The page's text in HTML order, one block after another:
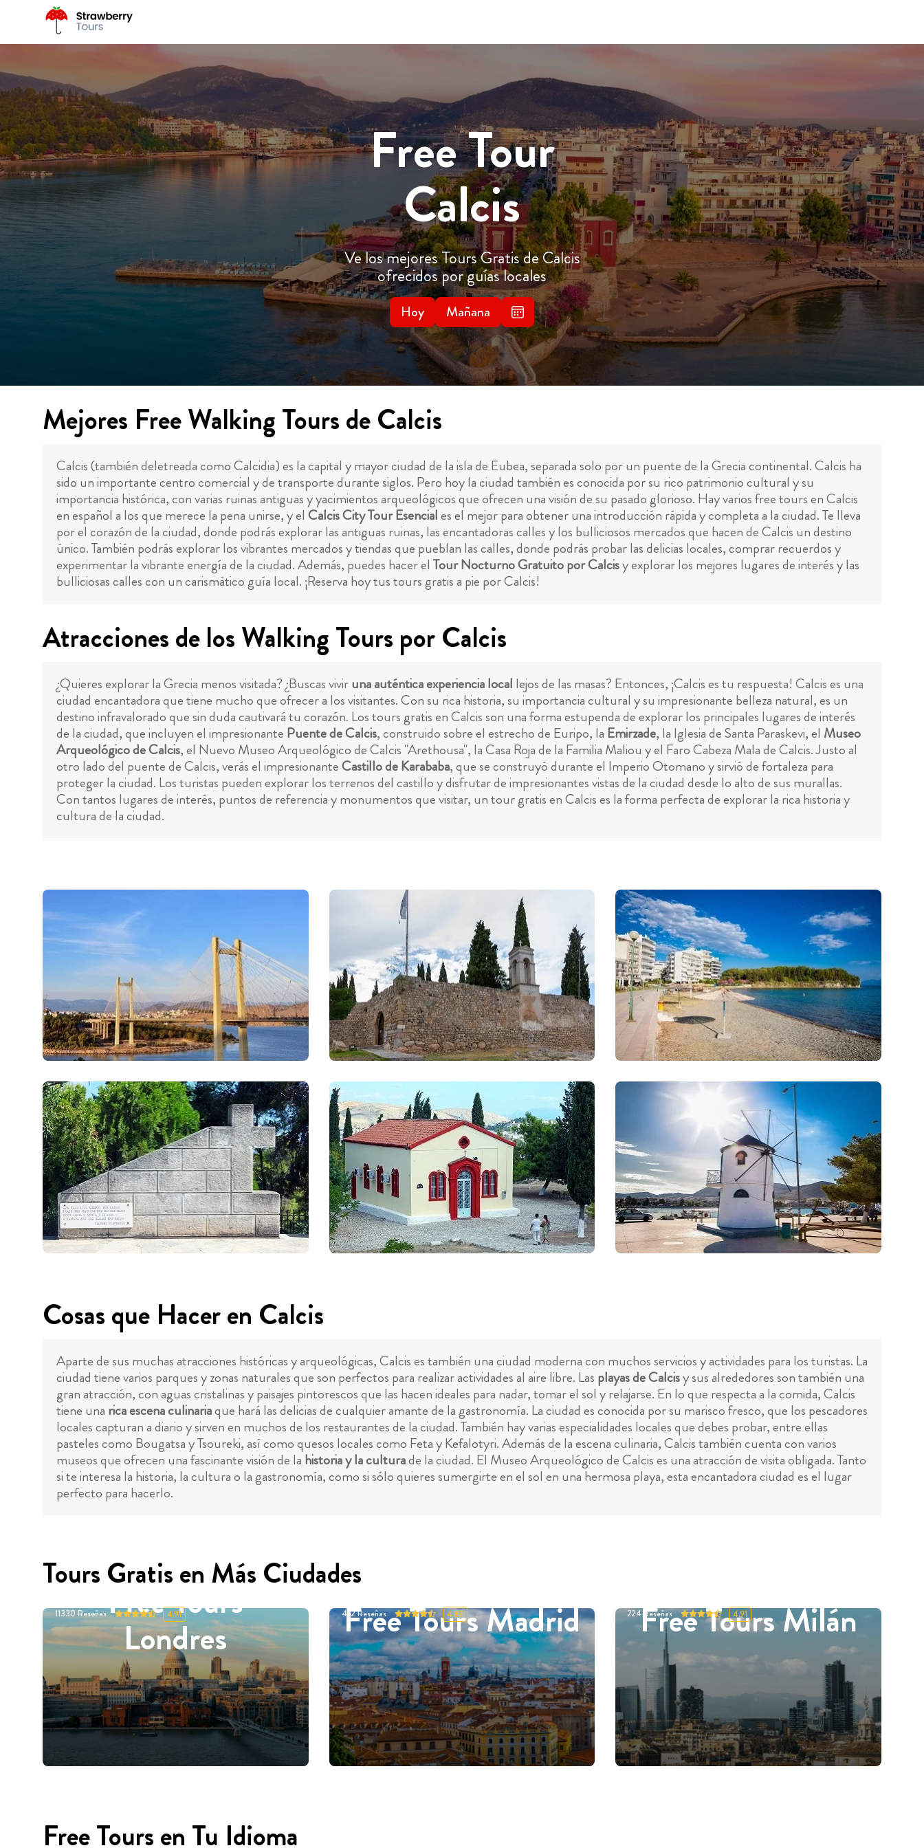
Free Tour
Calcis
Ve los mejores Tours Gratis de Calcis
ofrecidos por guías locales
Hoy Mañana
Mejores Free Walking Tours de Calcis
Calcis (también deletreada como Calcidia) es la capital y mayor ciudad de la isla de Eubea, separada solo por un puente de la Grecia continental. Calcis ha
sido un importante centro comercial y de transporte durante siglos. Pero hoy la ciudad también es conocida por su rico patrimonio cultural y su
importancia histórica, con varias ruinas antiguas y yacimientos arqueológicos que ofrecen una visión de su pasado glorioso. Hay varios free tours en Calcis
en español a los que merece la pena unirse, y el Calcis City Tour Esenciales el mejor para obtener una introducción rápida y completa a la ciudad. Te lleva
por el corazón de la ciudad, donde podrás explorar las antiguas ruinas, las encantadoras calles y los bulliciosos mercados que hacen de Calcis un destino
único. También podrás explorar los vibrantes mercados y tiendas que pueblan las calles, donde podrás probar las delicias locales, comprar recuerdos y
experimentar la vibrante energía de la ciudad. Además, puedes hacer el Tour Nocturno Gratuito por Calcisy explorar los mejores lugares de interés y las
bulliciosas calles con un carismático guía local. ¡Reserva hoy tus tours gratis a pie por Calcis!
Atracciones de los Walking Tours por Calcis
¿Quieres explorar la Grecia menos visitada? ¿Buscas viviruna auténtica experiencia local lejos de las masas? Entonces, ¡Calcis es tu respuesta! Calcis es una
ciudad encantadora que tiene mucho que ofrecer a los visitantes. Con su rica historia, su importancia cultural y su impresionante belleza natural, es un
destino infravalorado que sin duda cautivará tu corazón. Los tours gratis en Calcis son una forma estupenda de explorar los principales lugares de interés
de la ciudad, que incluyen el impresionante Puente de Calcis, construido sobre el estrecho de Euripo, la Emirzade, la Iglesia de Santa Paraskevi, el Museo
Arqueológico de Calcis, el Nuevo Museo Arqueológico de Calcis "Arethousa", la Casa Roja de la Familia Maliou y el Faro Cabeza Mala de Calcis. Justo al
otro lado del puente de Calcis, verás el impresionanteCastillo de Karababa, que se construyó durante el Imperio Otomano y sirvió de fortaleza para
proteger la ciudad. Los turistas pueden explorar los terrenos del castillo y disfrutar de impresionantes vistas de la ciudad desde lo alto de sus murallas.
Con tantos lugares de interés, puntos de referencia y monumentos que visitar, un tour gratis en Calcis es la forma perfecta de explorar la rica historia y
cultura de la ciudad.
Cosas que Hacer en Calcis
Aparte de sus muchas atracciones históricas y arqueológicas, Calcis es también una ciudad moderna con muchos servicios y actividades para los turistas. La
ciudad tiene varios parques y zonas naturales que son perfectos para realizar actividades al aire libre. Las playas de Calcisy sus alrededores son también una
gran atracción, con aguas cristalinas y paisajes pintorescos que las hacen ideales para nadar, tomar el sol y relajarse. En lo que respecta a la comida, Calcis
tiene una rica escena culinariaque hará las delicias de cualquier amante de la gastronomía. La ciudad es conocida por su marisco fresco, que los pescadores
locales capturan a diario y sirven en muchos de los restaurantes de la ciudad. También hay varias especialidades locales que debes probar, entre ellas
pasteles como Bougatsa y Tsoureki, así como quesos locales como Feta y Kefalotyri. Además de la escena culinaria, Calcis también cuenta con varios
museos que ofrecen una fascinante visión de la historia y la culturade la ciudad. El Museo Arqueológico de Calcis es una atracción de visita obligada. Tanto
si te interesa la historia, la cultura o la gastronomía, como si sólo quieres sumergirte en el sol en una hermosa playa, esta encantadora ciudad es el lugar
perfecto para hacerlo.
Tours Gratis en Más Ciudades
Free Tours
Londres
11330Reseñas 4.91 Free Tours Madrid
452Reseñas 4.87 Free Tours Milán
224 Reseñas 4.91
Free Tours en Tu Idioma